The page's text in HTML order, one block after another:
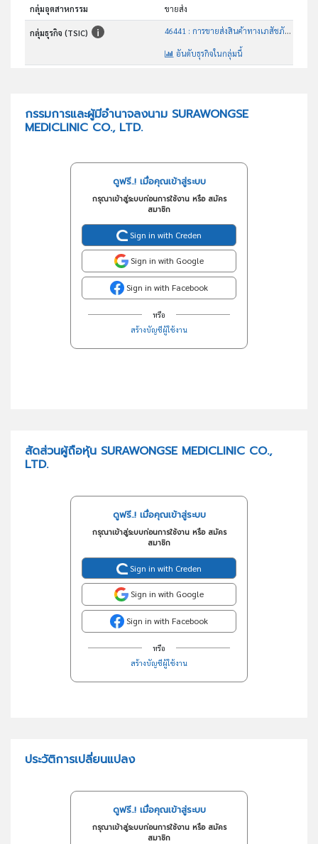
กลุ่มอุตสาหกรรม ขายส่ง
กลุ่มธุรกิจ (TSIC) 46441 : การขายส่งสินค้าทางเภสัชภัณฑ์และทางการแพทย์
อันดับธุรกิจในกลุ่มนี้
กรรมการและผู้มีอำนาจลงนาม SURAWONGSE
MEDICLINIC CO., LTD.
ดูฟรี..! เมื่อคุณเข้าสู่ระบบ
กรุณาเข้าสู่ระบบก่อนการใช้งาน หรือ สมัคร
สมาชิก
Sign in with Creden
Sign in with Google
Sign in with Facebook
หรือ
สร้างบัญชีผู้ใช้งาน
สัดส่วนผู้ถือหุ้น SURAWONGSE MEDICLINIC CO.,
LTD.
ดูฟรี..! เมื่อคุณเข้าสู่ระบบ
กรุณาเข้าสู่ระบบก่อนการใช้งาน หรือ สมัคร
สมาชิก
Sign in with Creden
Sign in with Google
Sign in with Facebook
หรือ
สร้างบัญชีผู้ใช้งาน
ประวัติการเปลี่ยนแปลง
ดูฟรี..! เมื่อคุณเข้าสู่ระบบ
กรุณาเข้าสู่ระบบก่อนการใช้งาน หรือ สมัคร
สมาชิก